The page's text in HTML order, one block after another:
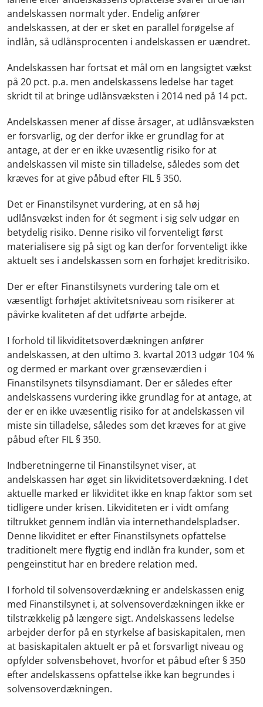
andelskassen normalt yder. Endelig anfører
andelskassen, at der er sket en parallel forøgelse af
indlån, så udlånsprocenten i andelskassen er uændret.
Andelskassen har fortsat et mål om en langsigtet vækst
på 20 pct. p.a. men andelskassens ledelse har taget
skridt til at bringe udlånsvæksten i 2014 ned på 14 pct.
Andelskassen mener af disse årsager, at udlånsvæksten
er forsvarlig, og der derfor ikke er grundlag for at
antage, at der er en ikke uvæsentlig risiko for at
andelskassen vil miste sin tilladelse, således som det
kræves for at give påbud efter FIL § 350.
Det er Finanstilsynet vurdering, at en så høj
udlånsvækst inden for ét segment i sig selv udgør en
betydelig risiko. Denne risiko vil forventeligt først
materialisere sig på sigt og kan derfor forventeligt ikke
aktuelt ses i andelskassen som en forhøjet kreditrisiko.
Der er efter Finanstilsynets vurdering tale om et
væsentligt forhøjet aktivitetsniveau som risikerer at
påvirke kvaliteten af det udførte arbejde.
I forhold til likviditetsoverdækningen anfører
andelskassen, at den ultimo 3. kvartal 2013 udgør 104 %
og dermed er markant over grænseværdien i
Finanstilsynets tilsynsdiamant. Der er således efter
andelskassens vurdering ikke grundlag for at antage, at
der er en ikke uvæsentlig risiko for at andelskassen vil
miste sin tilladelse, således som det kræves for at give
påbud efter FIL § 350.
Indberetningerne til Finanstilsynet viser, at
andelskassen har øget sin likviditetsoverdækning. I det
aktuelle marked er likviditet ikke en knap faktor som set
tidligere under krisen. Likviditeten er i vidt omfang
tiltrukket gennem indlån via internethandelspladser.
Denne likviditet er efter Finanstilsynets opfattelse
traditionelt mere flygtig end indlån fra kunder, som et
pengeinstitut har en bredere relation med.
I forhold til solvensoverdækning er andelskassen enig
med Finanstilsynet i, at solvensoverdækningen ikke er
tilstrækkelig på længere sigt. Andelskassens ledelse
arbejder derfor på en styrkelse af basiskapitalen, men
at basiskapitalen aktuelt er på et forsvarligt niveau og
opfylder solvensbehovet, hvorfor et påbud efter § 350
efter andelskassens opfattelse ikke kan begrundes i
solvensoverdækningen.